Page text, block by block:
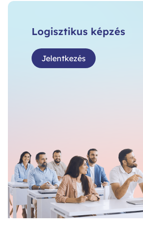
Logisztikus képzés
Jelentkezés